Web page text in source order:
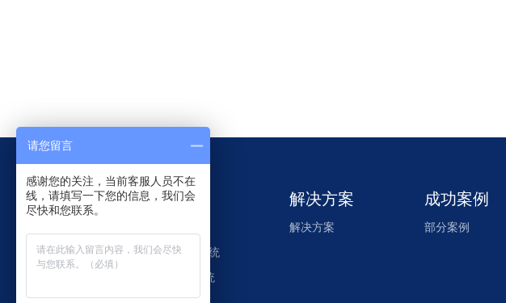
产品中心
WMS仓储管理系统
电子标签拣选系统
解决方案
解决方案
成功案例
部分案例
请您留言
感谢您的关注，当前客服人员不在
线，请填写一下您的信息，我们会
尽快和您联系。